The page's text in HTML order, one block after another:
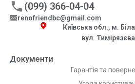
Документи
Гарантія та
(099) 366-04-04
renofriendbc@gmail.com
Київська обл., м.
вул.